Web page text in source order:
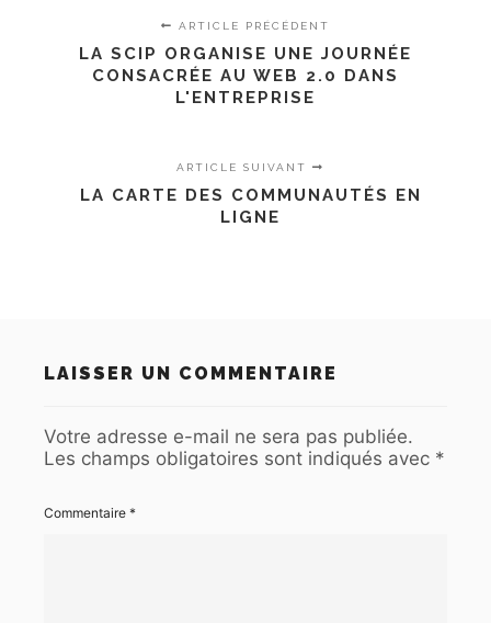
ARTICLE PRÉCÉDENT
LA SCIP ORGANISE UNE JOURNÉE
CONSACRÉE AU WEB 2.0 DANS
L'ENTREPRISE
ARTICLE SUIVANT
LA CARTE DES COMMUNAUTÉS EN
LIGNE
LAISSER UN COMMENTAIRE
Votre adresse e-mail ne sera pas publiée.
Les champs obligatoires sont indiqués avec *
Commentaire *